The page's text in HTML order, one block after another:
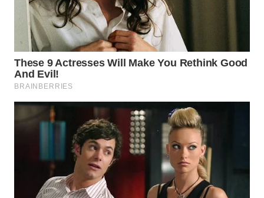
MALUKU
WN
MALUT
WN
WN
NIAS